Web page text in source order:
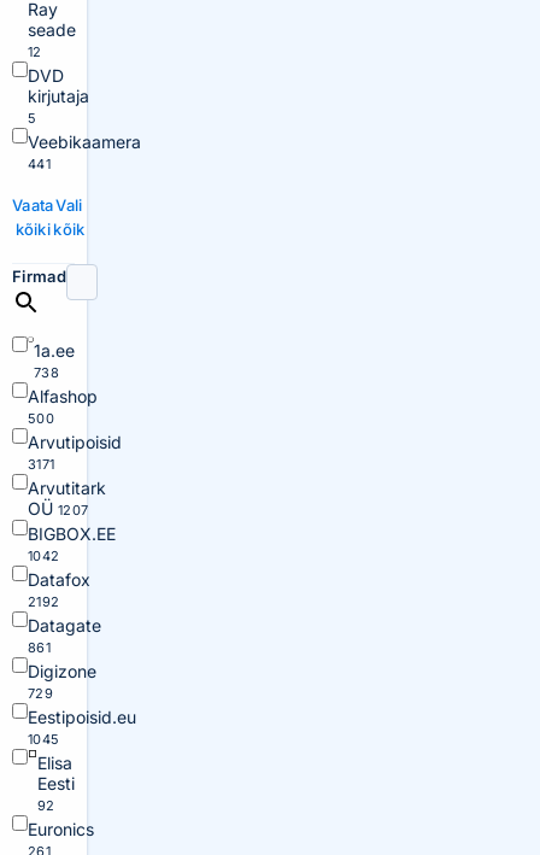
Ray
seade
12
DVD
kirjutaja
5
Veebikaamera
441
Vaata
kõiki
Vali
kõik
Firmad
1a.ee
738
Alfashop
500
Arvutipoisid
3171
Arvutitark
OÜ 1207
BIGBOX.EE
1042
Datafox
2192
Datagate
861
Digizone
729
Eestipoisid.eu
1045
Elisa
Eesti
92
Euronics
261